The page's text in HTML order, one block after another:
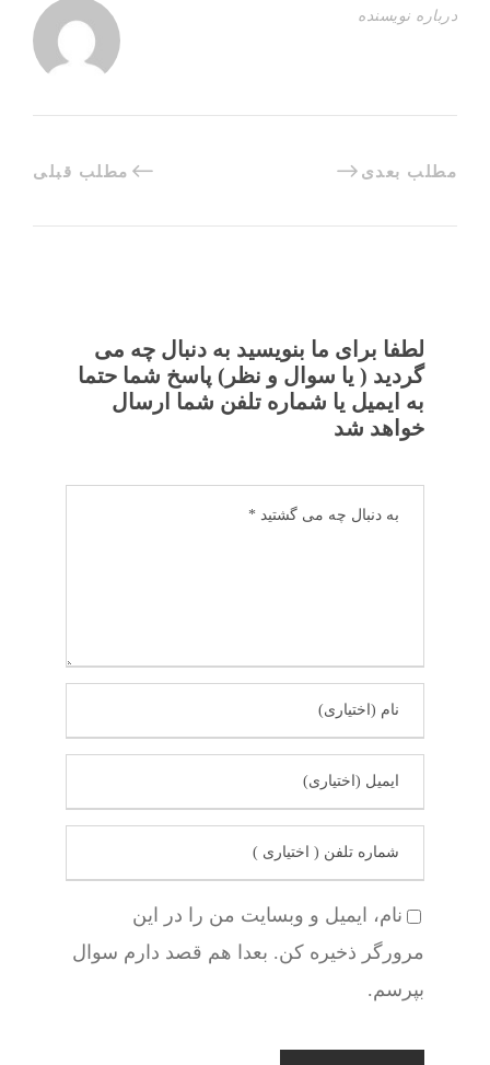
درباره نویسنده
مطلب قبلی مطلب بعدی
لطفا برای ما بنویسید به دنبال چه می
گردید ( یا سوال و نظر) پاسخ شما حتما
به ایمیل یا شماره تلفن شما ارسال
خواهد شد
نام، ایمیل و وبسایت من را در این
مرورگر ذخیره کن. بعدا هم قصد دارم سوال
بپرسم.